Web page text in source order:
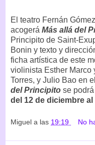
El teatro Fernán
acogerá Más allá del
Principito de Saint-
Bonin y texto y
ficha artística de este
violinista Esther Marco
Torres, y Julio Bao en
del Principito se
del 12 de diciembre
Miguel a las 19:19 No